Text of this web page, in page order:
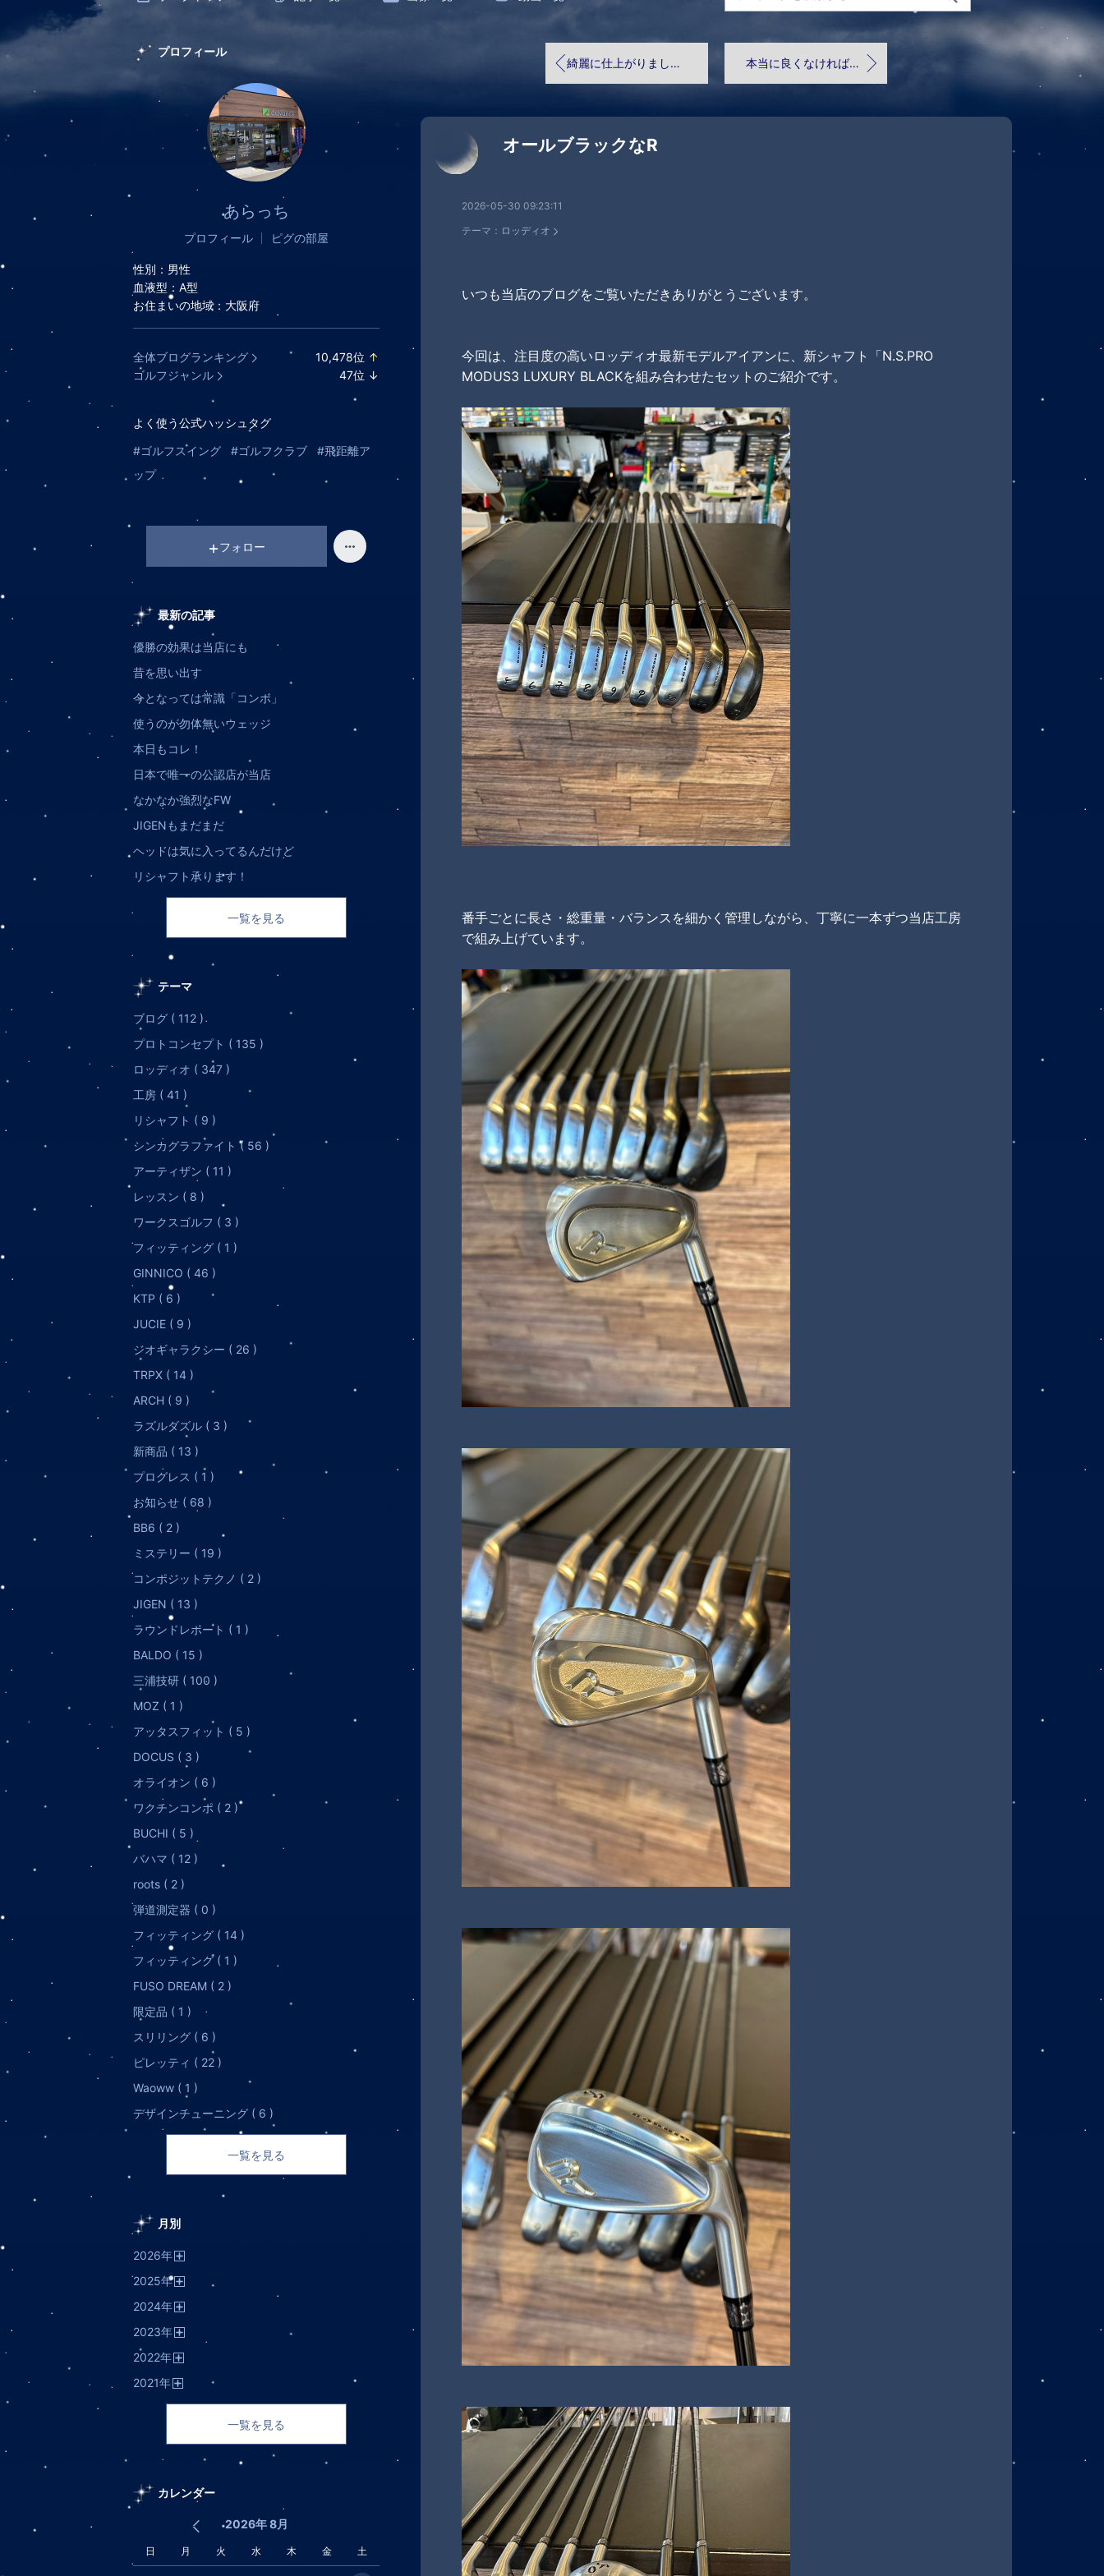
綺麗に仕上がりました✨ 本当に良くなければ売れないよ
オールブラックなR
2026-05-30 09:23:11
テーマ： ロッディオ
いつも当店のブログをご覧いただきありがとうございます。
今回は、注目度の高いロッディオ最新モデルアイアンに、新シャフト「N.S.PRO
MODUS3 LUXURY BLACKを組み合わせたセットのご紹介です。
番手ごとに長さ・総重量・バランスを細かく管理しながら、丁寧に一本ずつ当店工房
で組み上げています。
プロフィール
あらっち
プロフィール ピグの部屋
性別： 男性
血液型： A型
お住まいの地域： 大阪府
全体ブログランキング 10,478位 ↑
ゴルフジャンル 47位 ↓
よく使う公式ハッシュタグ
#ゴルフスイング #ゴルフクラブ
#飛距離ア
ップ
フォロー
最新の記事
優勝の効果は当店にも
昔を思い出す
今となっては常識「コンボ」
使うのが勿体無いウェッジ
本日もコレ！
日本で唯一の公認店が当店
なかなか強烈なFW
JIGENもまだまだ
ヘッドは気に入ってるんだけど
リシャフト承ります！
一覧を見る
テーマ
ブログ ( 112 )
プロトコンセプト ( 135 )
ロッディオ ( 347 )
工房 ( 41 )
リシャフト ( 9 )
シンカグラファイト ( 56 )
アーティザン ( 11 )
レッスン ( 8 )
ワークスゴルフ ( 3 )
フィッティング ( 1 )
GINNICO ( 46 )
KTP ( 6 )
JUCIE ( 9 )
ジオギャラクシー ( 26 )
TRPX ( 14 )
ARCH ( 9 )
ラズルダズル ( 3 )
新商品 ( 13 )
プログレス ( 1 )
お知らせ ( 68 )
BB6 ( 2 )
ミステリー ( 19 )
コンポジットテクノ ( 2 )
JIGEN ( 13 )
ラウンドレポート ( 1 )
BALDO ( 15 )
三浦技研 ( 100 )
MOZ ( 1 )
アッタスフィット ( 5 )
DOCUS ( 3 )
オライオン ( 6 )
ワクチンコンポ ( 2 )
BUCHI ( 5 )
バハマ ( 12 )
roots ( 2 )
弾道測定器 ( 0 )
フィッティング ( 14 )
フィッティング ( 1 )
FUSO DREAM ( 2 )
限定品 ( 1 )
スリリング ( 6 )
ピレッティ ( 22 )
Waoww ( 1 )
デザインチューニング ( 6 )
一覧を見る
月別
2026年
2025年
2024年
2023年
2022年
2021年
一覧を見る
カレンダー
2026年 8月
日 月 火 水 木 金 土